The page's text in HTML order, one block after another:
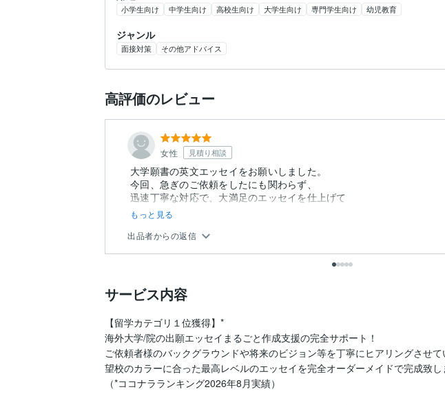
小学生向け 中学生向け 高校生向け 大学生向け 専門学生向け 幼児教育
ジャンル
面接対策 その他アドバイス
高評価のレビュー
女性 見積り相談
大学願書の英文エッセイをお願いしました。
今回、急ぎのご依頼をしたにも関わらず、
迅速丁寧な対応で、大満足のエッセイを仕上げて
もっと見る
出品者からの返信
サービス内容
【留学カテゴリ１位獲得】*
海外大学/院の出願エッセイまるごと作成支援の完全サポート！
ご依頼者様のバックグラウンドや将来のビジョン等を丁寧にヒアリングさせ
望校のカラーに合った最高レベルのエッセイを完全オーダーメイドで完成致し
（*ココナラランキング2026年8月実績）